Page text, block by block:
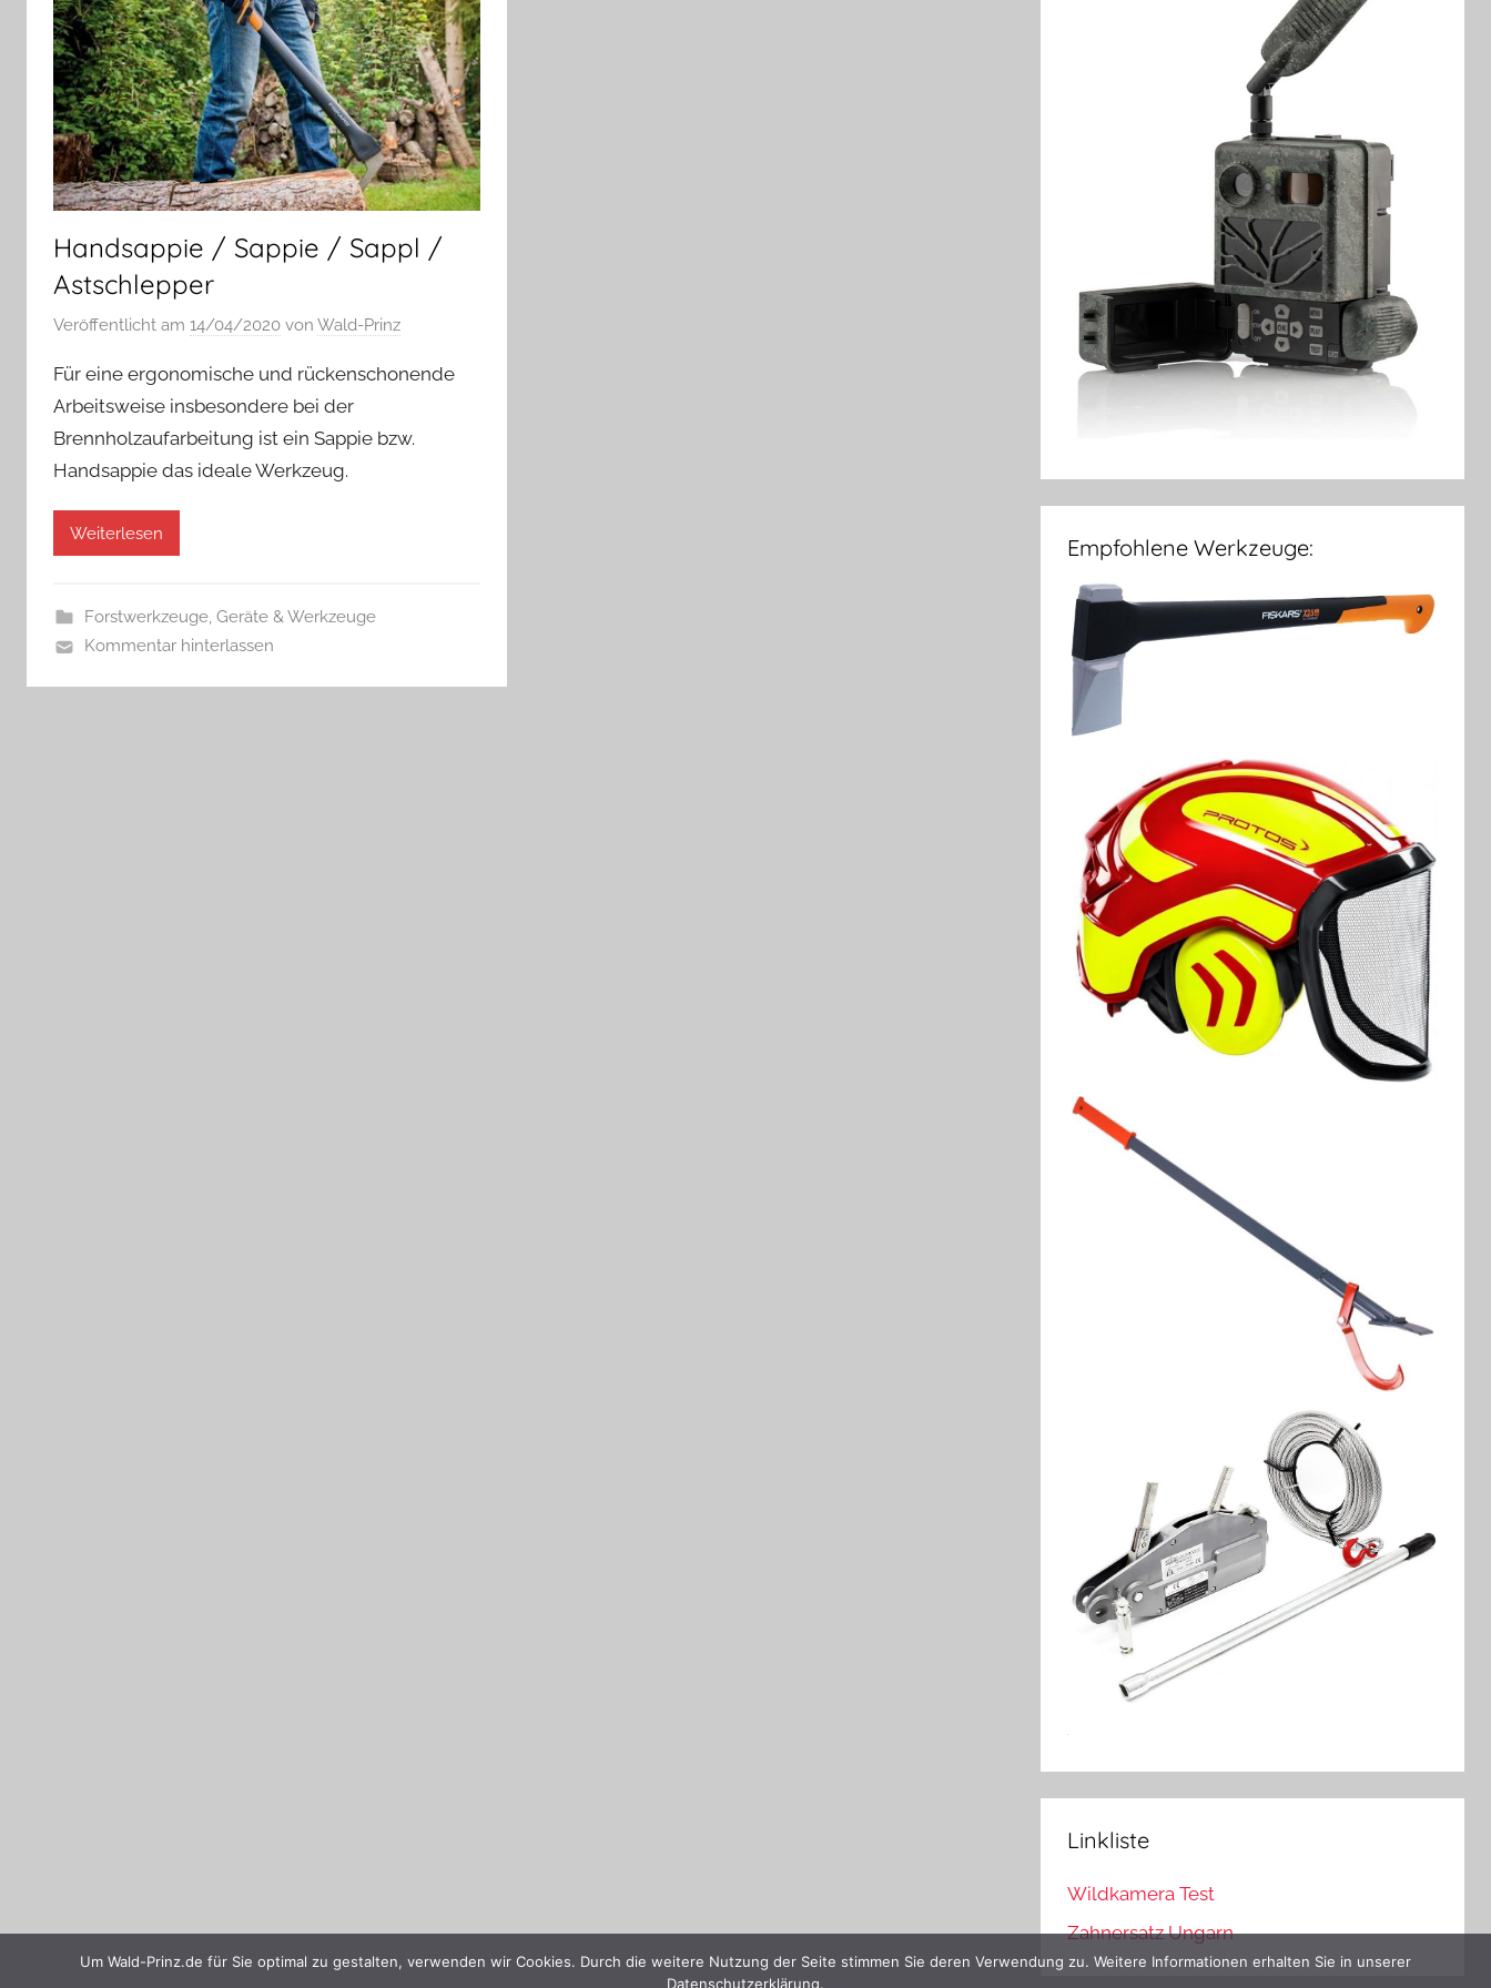
Handsappie / Sappie / Sappl /
Astschlepper
Veröffentlicht am 14/04/2020 von Wald-Prinz
Für eine ergonomische und rückenschonende
Arbeitsweise insbesondere bei der
Brennholzaufarbeitung ist ein Sappie bzw.
Handsappie das ideale Werkzeug.
Weiterlesen
Forstwerkzeuge, Geräte & Werkzeuge
Kommentar hinterlassen
Empfohlene Werkzeuge:
Linkliste
Wildkamera Test
Zahnersatz Ungarn
Um Wald-Prinz.de für Sie optimal zu gestalten, verwenden wir Cookies. Durch die weitere Nutzung der Seite stimmen Sie deren Verwendung zu. Weitere Informationen erhalten Sie in unserer
Datenschutzerklärung.